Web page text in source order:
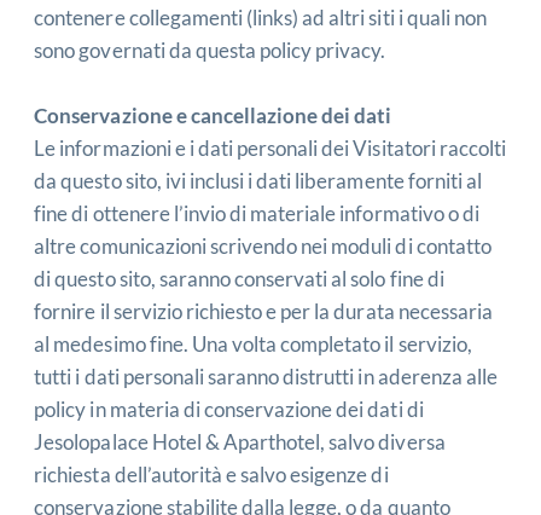
contenere collegamenti (links) ad altri siti i quali non
sono governati da questa policy privacy.
Conservazione e cancellazione dei dati
Le informazioni e i dati personali dei Visitatori raccolti
da questo sito, ivi inclusi i dati liberamente forniti al
fine di ottenere l’invio di materiale informativo o di
altre comunicazioni scrivendo nei moduli di contatto
di questo sito, saranno conservati al solo fine di
fornire il servizio richiesto e per la durata necessaria
al medesimo fine. Una volta completato il servizio,
tutti i dati personali saranno distrutti in aderenza alle
policy in materia di conservazione dei dati di
Jesolopalace Hotel & Aparthotel, salvo diversa
richiesta dell’autorità e salvo esigenze di
conservazione stabilite dalla legge, o da quanto